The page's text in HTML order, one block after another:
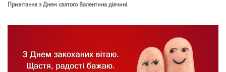
Привітання з Днем святого Валентина дівчині